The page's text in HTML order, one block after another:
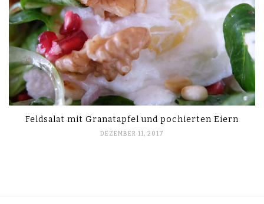
Feldsalat mit Granatapfel und pochierten Eiern
DEZEMBER 11, 2017